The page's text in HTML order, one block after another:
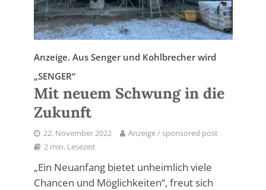
Anzeige. Aus Senger und Kohlbrecher wird
„SENGER“
Mit neuem Schwung in die
Zukunft
22. November 2022
Anzeige / sponsored post
2 min. Lesezeit
„Ein Neuanfang bietet unheimlich viele
Chancen und Möglichkeiten“, freut sich